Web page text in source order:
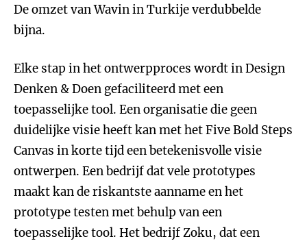
De omzet van Wavin in Turkije verdubbelde
bijna.
Elke stap in het ontwerpproces wordt in Design
Denken & Doen gefaciliteerd met een
toepasselijke tool. Een organisatie die geen
duidelijke visie heeft kan met het Five Bold Steps
Canvas in korte tijd een betekenisvolle visie
ontwerpen. Een bedrijf dat vele prototypes
maakt kan de riskantste aanname en het
prototype testen met behulp van een
toepasselijke tool. Het bedrijf Zoku, dat een